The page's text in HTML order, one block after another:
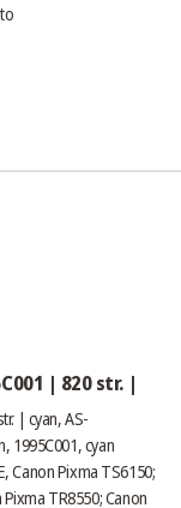
| 820 str. |
| cyan, AS-
1995C001, cyan
Canon Pixma TS6150;
TR8550; Canon